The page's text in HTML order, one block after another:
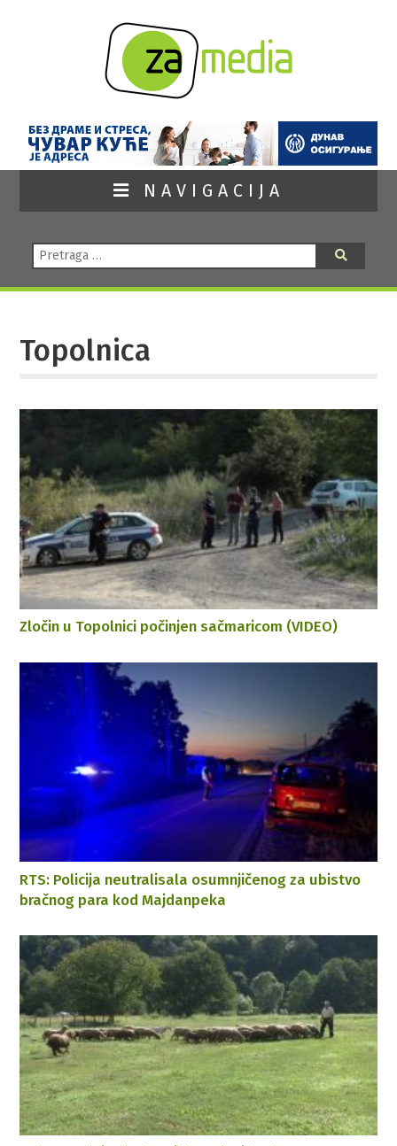
NAVIGACIJA
Pretraga:
Topolnica
Zločin u Topolnici počinjen sačmaricom (VIDEO)
RTS: Policija neutralisala osumnjičenog za ubistvo
bračnog para kod Majdanpeka